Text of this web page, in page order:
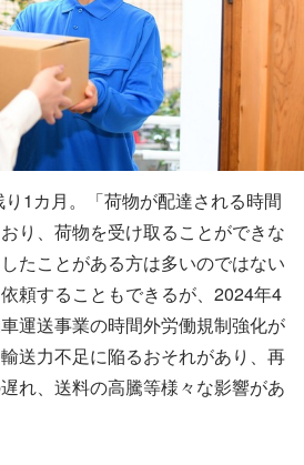
1カ月。「荷物が配達される時間
り、荷物を受け取ることができな
たことがある方は多いのではない
頼することもできるが、2024年4
運送事業の時間外労働規制強化が
送力不足に陥るおそれがあり、再
れ、送料の高騰等様々な影響があ